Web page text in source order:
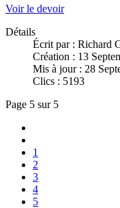
Voir le devoir
Détails
Écrit par : Richard
Création : 13
Mis à jour : 28
Clics : 5193
Page 5 sur 5
1
2
3
4
5